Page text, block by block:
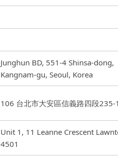
Junghun BD, 551-4 Shinsa-dong,
Kangnam-gu, Seoul, Korea
106 台北市大安區信義路四段235-
Unit 1, 11 Leanne Crescent
4501